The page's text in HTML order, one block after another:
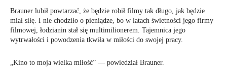
Brauner lubił powtarzać, że będzie robił filmy tak długo, jak będzie
miał siłę. I nie chodziło o pieniądze, bo w latach świetności jego firmy
filmowej, łodzianin stał się multimilionerem. Tajemnica jego
wytrwałości i powodzenia tkwiła w miłości do swojej pracy.
„Kino to moja wielka miłość” — powiedział Brauner.